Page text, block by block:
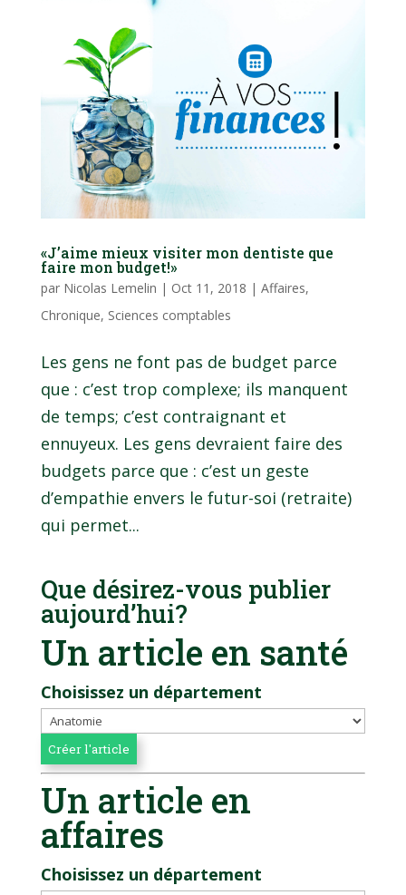
«J’aime mieux visiter mon dentiste que
faire mon budget!»
par Nicolas Lemelin | Oct 11, 2018 | Affaires,
Chronique, Sciences comptables
Les gens ne font pas de budget parce
que : c’est trop complexe; ils manquent
de temps; c’est contraignant et
ennuyeux. Les gens devraient faire des
budgets parce que : c’est un geste
d’empathie envers le futur-soi (retraite)
qui permet...
Que désirez-vous publier
aujourd’hui?
Un article en santé
Choisissez un département
Un article en
affaires
Choisissez un département